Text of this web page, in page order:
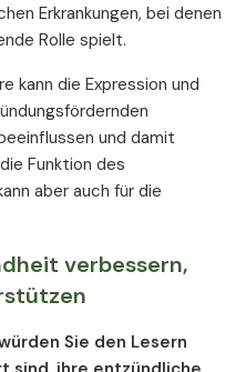
Erkrankungen, bei denen
Rolle spielt.
kann die Expression und
und damit
Funktion des
aber auch für die
verbessern,
Sie den Lesern